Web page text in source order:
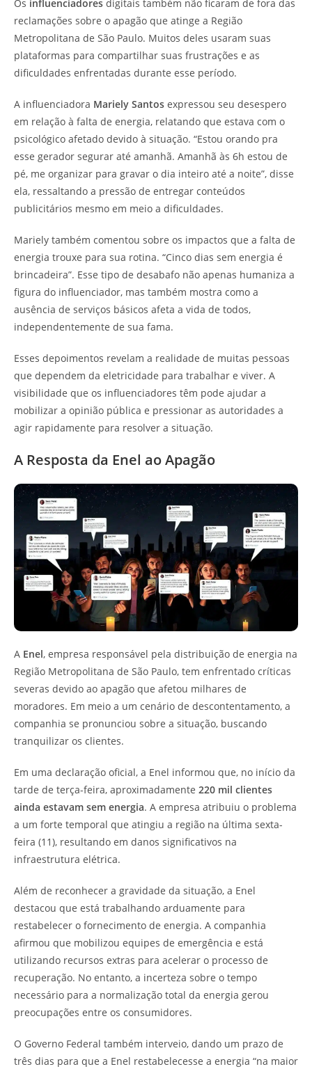
Os influenciadores digitais também não ficaram de fora das
reclamações sobre o apagão que atinge a Região
Metropolitana de São Paulo. Muitos deles usaram suas
plataformas para compartilhar suas frustrações e as
dificuldades enfrentadas durante esse período.
A influenciadora Mariely Santos expressou seu desespero
em relação à falta de energia, relatando que estava com o
psicológico afetado devido à situação. “Estou orando pra
esse gerador segurar até amanhã. Amanhã às 6h estou de
pé, me organizar para gravar o dia inteiro até a noite”, disse
ela, ressaltando a pressão de entregar conteúdos
publicitários mesmo em meio a dificuldades.
Mariely também comentou sobre os impactos que a falta de
energia trouxe para sua rotina. “Cinco dias sem energia é
brincadeira”. Esse tipo de desabafo não apenas humaniza a
figura do influenciador, mas também mostra como a
ausência de serviços básicos afeta a vida de todos,
independentemente de sua fama.
Esses depoimentos revelam a realidade de muitas pessoas
que dependem da eletricidade para trabalhar e viver. A
visibilidade que os influenciadores têm pode ajudar a
mobilizar a opinião pública e pressionar as autoridades a
agir rapidamente para resolver a situação.
A Resposta da Enel ao Apagão
A Enel, empresa responsável pela distribuição de energia na
Região Metropolitana de São Paulo, tem enfrentado críticas
severas devido ao apagão que afetou milhares de
moradores. Em meio a um cenário de descontentamento, a
companhia se pronunciou sobre a situação, buscando
tranquilizar os clientes.
Em uma declaração oficial, a Enel informou que, no início da
tarde de terça-feira, aproximadamente 220 mil clientes
ainda estavam sem energia. A empresa atribuiu o problema
a um forte temporal que atingiu a região na última sexta-
feira (11), resultando em danos significativos na
infraestrutura elétrica.
Além de reconhecer a gravidade da situação, a Enel
destacou que está trabalhando arduamente para
restabelecer o fornecimento de energia. A companhia
afirmou que mobilizou equipes de emergência e está
utilizando recursos extras para acelerar o processo de
recuperação. No entanto, a incerteza sobre o tempo
necessário para a normalização total da energia gerou
preocupações entre os consumidores.
O Governo Federal também interveio, dando um prazo de
três dias para que a Enel restabelecesse a energia “na maior